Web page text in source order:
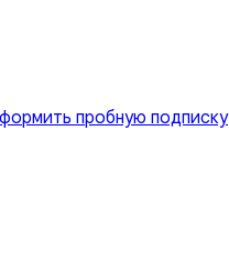
пробную подписку